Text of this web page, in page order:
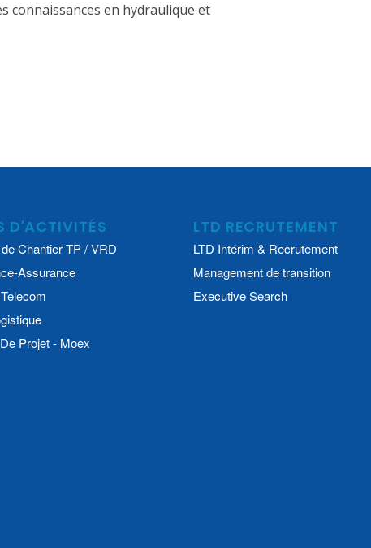
connaissances en hydraulique et
D'ACTIVITÉS
Chantier TP / VRD
Assurance
Projet - Moex
LTD RECRUTEMENT
LTD Intérim & Recrutement
Management de transition
Executive Search